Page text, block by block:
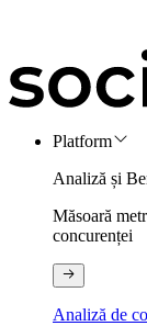
Platform
Analiză și
Măsoară
concurenței
Analiză de